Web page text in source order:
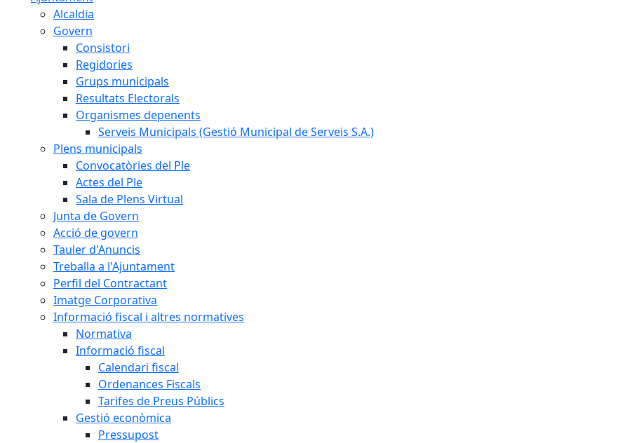
Alcaldia
Govern
Consistori
Regidories
Grups municipals
Resultats Electorals
Organismes depenents
Serveis Municipals (Gestió Municipal de Serveis S.A.)
Plens municipals
Convocatòries del Ple
Actes del Ple
Sala de Plens Virtual
Junta de Govern
Acció de govern
Tauler d'Anuncis
Treballa a l'Ajuntament
Perfil del Contractant
Imatge Corporativa
Informació fiscal i altres normatives
Normativa
Informació fiscal
Calendari fiscal
Ordenances Fiscals
Tarifes de Preus Públics
Gestió econòmica
Pressupost